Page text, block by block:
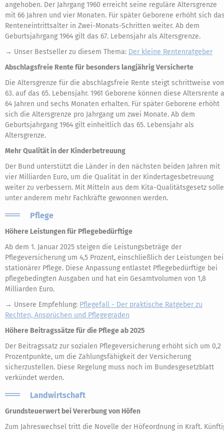
angehoben. Der Jahrgang 1960 erreicht seine reguläre Altersgrenze
mit 66 Jahren und vier Monaten. Für später Geborene erhöht sich
Renteneintrittsalter in Zwei-Monats-Schritten weiter. Ab dem
Geburtsjahrgang 1964 gilt das 67. Lebensjahr als Altersgrenze.
→ Unser Bestseller zu diesem Thema: Der kleine Rentenratgeber
Abschlagsfreie Rente für besonders langjährig Versicherte
Die Altersgrenze für die abschlagsfreie Rente steigt schrittweise
63. auf das 65. Lebensjahr. 1961 Geborene können diese Altersrente
64 Jahren und sechs Monaten erhalten. Für später Geborene erhöht
sich die Altersgrenze pro Jahrgang um zwei Monate. Ab dem
Geburtsjahrgang 1964 gilt einheitlich das 65. Lebensjahr als
Altersgrenze.
Mehr Qualität in der Kinderbetreuung
Der Bund unterstützt die Länder in den nächsten beiden Jahren mit
vier Milliarden Euro, um die Qualität in der Kindertagesbetreuung
weiter zu verbessern. Mit Mitteln aus dem Kita-Qualitätsgesetz
unter anderem mehr Fachkräfte gewonnen werden.
Pflege
Höhere Leistungen für Pflegebedürftige
Ab dem 1. Januar 2025 steigen die Leistungsbeträge der
Pflegeversicherung um 4,5 Prozent, einschließlich der Leistungen bei
stationärer Pflege. Diese Anpassung entlastet Pflegebedürftige bei
pflegebedingten Ausgaben und hat ein Gesamtvolumen von 1,8
Milliarden Euro.
→ Unsere Empfehlung: Pflegefall - Der praktische Ratgeber zu
Rechten, Ansprüchen und Pflegegraden
Höhere Beitragssätze für die Pflege ab 2025
Der Beitragssatz zur sozialen Pflegeversicherung erhöht sich um 0,2
Prozentpunkte, um die Zahlungsfähigkeit der Versicherung
sicherzustellen. Diese Regelung muss noch im Bundesgesetzblatt
verkündet werden.
Landwirtschaft
Grundsteuerwert bei Vererbung von Höfen
Zum Jahreswechsel tritt die Novelle der Höfeordnung in Kraft.